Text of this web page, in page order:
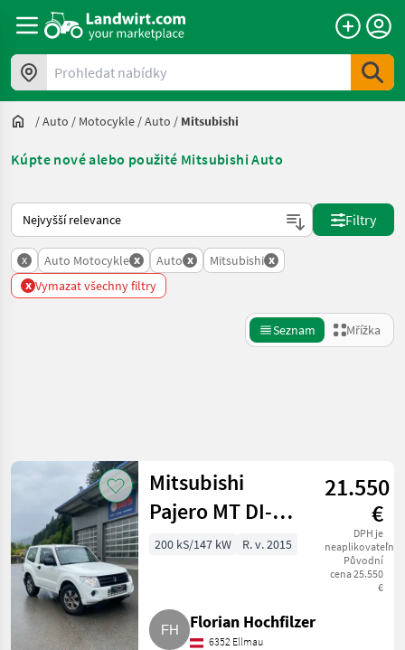
Prohledat nabídky
/Auto / Motocykle /Auto / Mitsubishi
Kúpte nové alebo použité Mitsubishi Auto
Takto se řadí nabídky na Landwirt.com
Filtry
x Auto Motocykle x Auto x Mitsubishi x
x Vymazat všechny filtry
Seznam Mřížka
Kategorie 4 Země Filtry
AKTUÁLNÍ
CESTA
osobné
automobily /
nákladné
automobily /
mopedy
Obnovit
Zobrazit
výsledků
Mitsubishi
Pajero MT DI-D
3,2
21.550
€
DPH je
neaplikovateľné
Původní
cena 25.550
€
200 kS/147 kW R. v. 2015
Florian Hochfilzer
6352 Ellmau